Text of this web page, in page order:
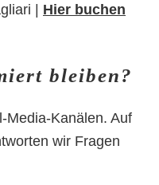
| Hier buchen
bleiben?
Media-Kanälen. Auf
wir Fragen